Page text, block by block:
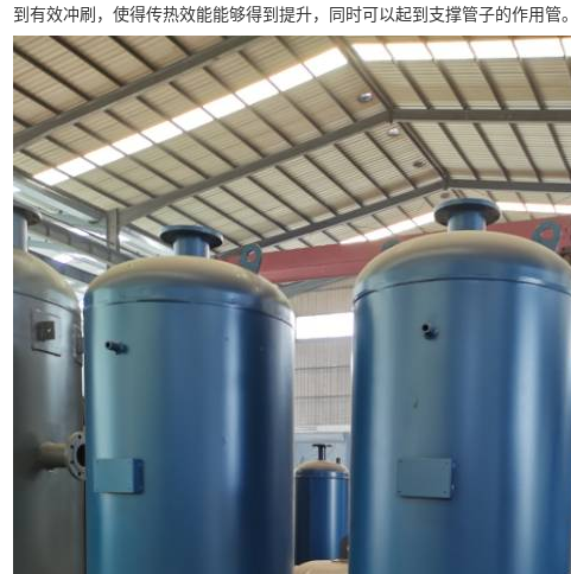
到有效冲刷，使得传热效能能够得到提升，同时可以起到支撑管子的作用管。